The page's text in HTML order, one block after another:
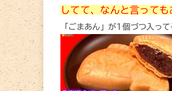
してて、なんと言って
「ごまあん」が1個づつ入っ